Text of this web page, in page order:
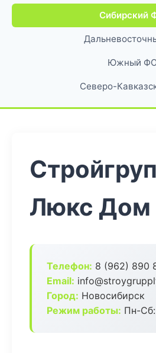
Сибирский
Южный
Северо-
Люкс Дом
Телефон: 8 (962) 890
Email:
Город: Новосибирск
Режим работы: Пн-